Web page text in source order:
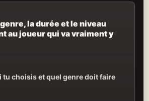
la durée et le niveau
au joueur qui va vraiment y
tu choisis et quel genre doit faire